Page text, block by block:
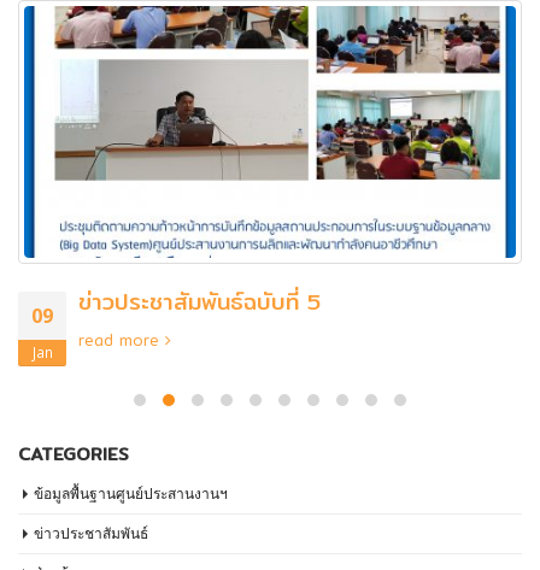
09
Jan
ข่าวประชาสัมพันธ์ฉบับที่ 5
read more
CATEGORIES
ข้อมูลพื้นฐานศูนย์ประสานงานฯ
ข่าวประชาสัมพันธ์